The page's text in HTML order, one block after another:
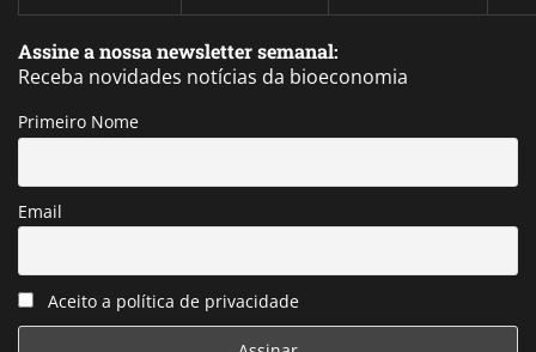
Assine a nossa newsletter semanal:
Receba novidades notícias da bioeconomia
Primeiro Nome
Email
Aceito a política de privacidade